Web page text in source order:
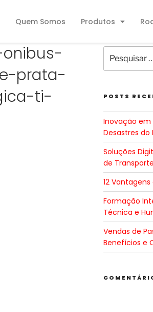
Quem Somos Produtos
prata-
ti-
POSTS
Inovação em
Desastres do
Soluções
de
12
Formação
Técnica e
Vendas de
Benefícios e